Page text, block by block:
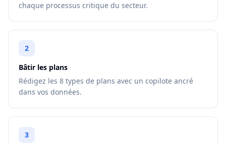
chaque processus critique du secteur.
2
Bâtir les plans
Rédigez les 8 types de plans avec un copilote ancré
dans vos données.
3